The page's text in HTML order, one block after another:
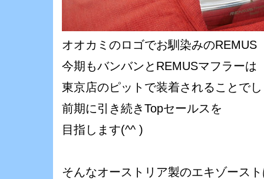
オオカミのロゴでお馴染みのREMUS
今期もバンバンとREMUSマフラーは
東京店のピットで装着されることで
前期に引き続きTopセールスを
目指します(^^ )ゞ
そんなオーストリア製のエキゾース